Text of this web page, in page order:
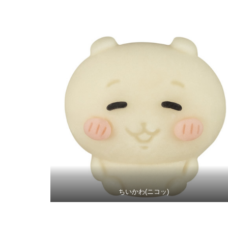
ちいかわ(ニコッ)